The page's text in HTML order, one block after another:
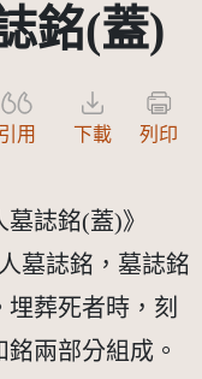
銘(蓋)
引用 下載 列印
誌銘(蓋)》
墓誌銘，墓誌銘
葬死者時，刻
兩部分組成。